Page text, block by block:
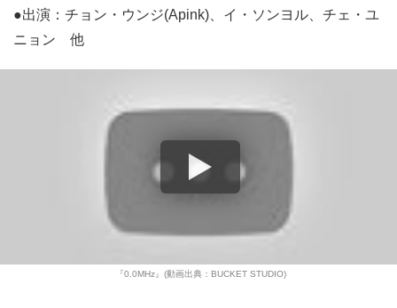
●出演：チョン・ウンジ(Apink)、イ・ソンヨル、チェ・ユ
ニョン 他
『0.0MHz』(動画出典：BUCKET STUDIO)